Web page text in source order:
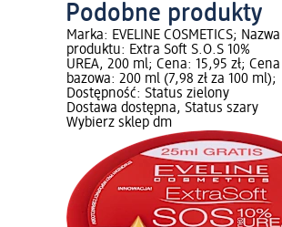
Podobne produkty
Marka: EVELINE COSMETICS; Nazwa
produktu: Extra Soft S.O.S 10%
UREA, 200 ml; Cena: 15,95 zł; Cena
bazowa: 200 ml (7,98 zł za 100 ml);
Dostępność: Status zielony
Dostawa dostępna, Status szary
Wybierz sklep dm